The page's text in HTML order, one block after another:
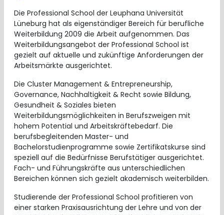
Die Professional School der Leuphana Universität
Lüneburg hat als eigenständiger Bereich für berufliche
Weiterbildung 2009 die Arbeit aufgenommen. Das
Weiterbildungsangebot der Professional School ist
gezielt auf aktuelle und zukünftige Anforderungen der
Arbeitsmärkte ausgerichtet.
Die Cluster Management & Entrepreneurship,
Governance, Nachhaltigkeit & Recht sowie Bildung,
Gesundheit & Soziales bieten
Weiterbildungsmöglichkeiten in Berufszweigen mit
hohem Potential und Arbeitskräftebedarf. Die
berufsbegleitenden Master- und
Bachelorstudienprogramme sowie Zertifikatskurse sind
speziell auf die Bedürfnisse Berufstätiger ausgerichtet.
Fach- und Führungskräfte aus unterschiedlichen
Bereichen können sich gezielt akademisch weiterbilden.
Studierende der Professional School profitieren von
einer starken Praxisausrichtung der Lehre und von der